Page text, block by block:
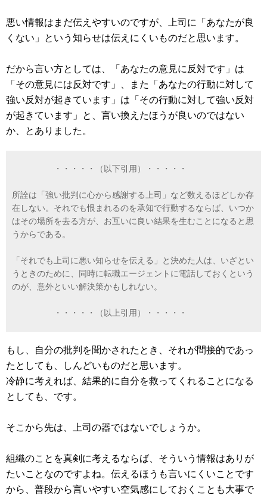
悪い情報はまだ伝えやすいのですが、上司に「あなたが良
くない」という知らせは伝えにくいものだと思います。
だから言い方としては、「あなたの意見に反対です」は
「その意見には反対です」、また「あなたの行動に対して
強い反対が起きています」は「その行動に対して強い反対
が起きています」と、言い換えたほうが良いのではない
か、とありました。
・・・・・（以下引用）・・・・・
所詮は「強い批判に心から感謝する上司」など数えるほどしか存
在しない。それでも恨まれるのを承知で行動するならば、いつか
はその場所を去る方が、お互いに良い結果を生むことになると思
うからである。
「それでも上司に悪い知らせを伝える」と決めた人は、いざとい
うときのために、同時に転職エージェントに電話しておくという
のが、意外といい解決策かもしれない。
・・・・・（以上引用）・・・・・
もし、自分の批判を聞かされたとき、それが間接的であっ
たとしても、しんどいものだと思います。
冷静に考えれば、結果的に自分を救ってくれることになる
としても、です。
そこから先は、上司の器ではないでしょうか。
組織のことを真剣に考えるならば、そういう情報はありが
たいことなのですよね。伝えるほうも言いにくいことです
から、普段から言いやすい空気感にしておくことも大事で